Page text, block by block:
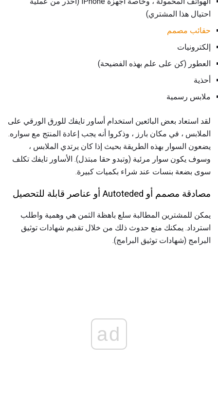
احتيال هذا المشتري)
حقائب مصمم
إلكترونيات
العطور (كن على علم بهذه الفضيحة)
أحذية
ملابس رسمية
لقد استعاد بعض البائعين استخدام أساور تايفك للورق الورقي على
الملابس ، في مكان بارز ، وذكروا أنه يجب إعادة المنتج مع سواره.
يضعون السوار بهذه الطريقة بحيث إذا كان يرتدي الملابس ،
وسوف يكون سوار مرئية (وتبدو حقا مبتذل). الأساور تايفك تكلف
سوى بضعة بنسات عند شراء بكميات كبيرة.
مصادقة مصمم أو Autoteded أو عناصر قابلة للتحصيل
يمكن للمشترين المطالبة سلع باهظة الثمن هي وهمية واطلب
استرداد. يمكنك منع حدوث ذلك من خلال تقديم شهادات توثيق
البرامج (شهادات توثيق البرامج).
ad